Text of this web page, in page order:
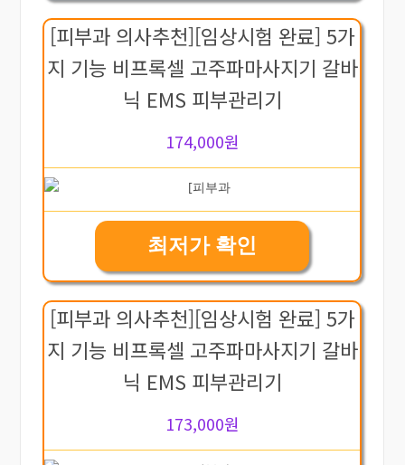
[피부과 의사추천][임상시험 완료] 5가
지 기능 비프록셀 고주파마사지기 갈바
닉 EMS 피부관리기
174,000원
최저가 확인
[피부과 의사추천][임상시험 완료] 5가
지 기능 비프록셀 고주파마사지기 갈바
닉 EMS 피부관리기
173,000원